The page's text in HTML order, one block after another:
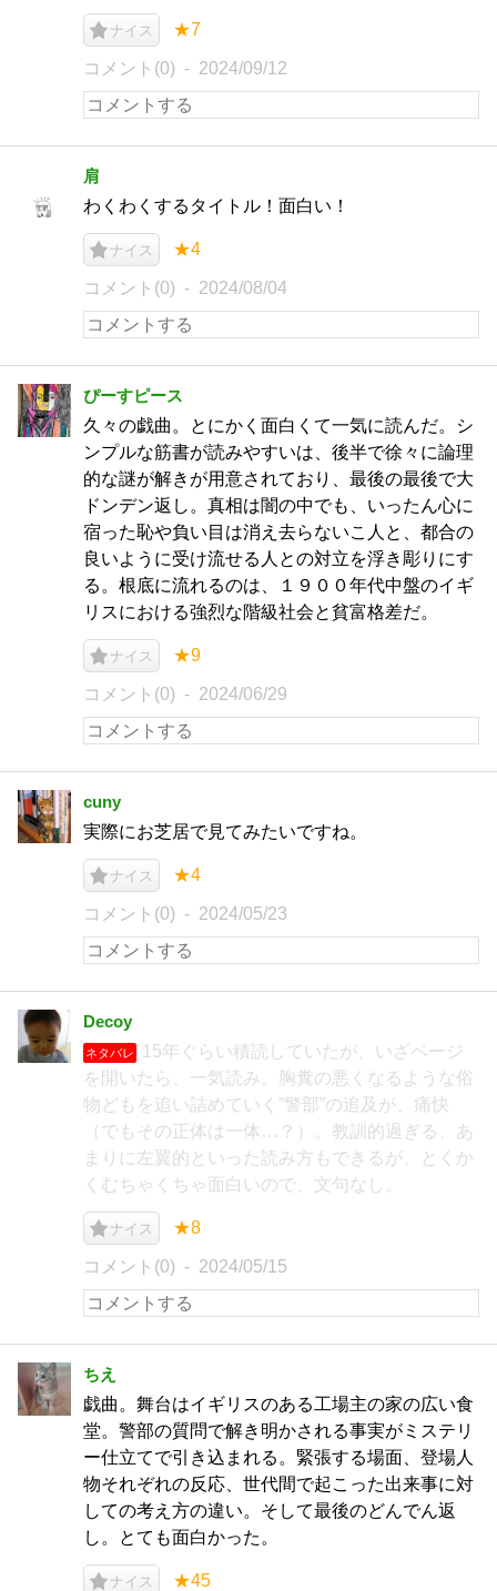
ナイス ★7
コメント(0) 2024/09/12
肩
わくわくするタイトル！面白い！
ナイス ★4
コメント(0) 2024/08/04
ぴーすピース
久々の戯曲。とにかく面白くて一気に読んだ。シ
ンプルな筋書が読みやすいは、後半で徐々に論理
的な謎が解きが用意されており、最後の最後で大
ドンデン返し。真相は闇の中でも、いったん心に
宿った恥や負い目は消え去らないこ人と、都合の
良いように受け流せる人との対立を浮き彫りにす
る。根底に流れるのは、１９００年代中盤のイギ
リスにおける強烈な階級社会と貧富格差だ。
ナイス ★9
コメント(0) 2024/06/29
cuny
実際にお芝居で見てみたいですね。
ナイス ★4
コメント(0) 2024/05/23
Decoy
ネタバレ
15年ぐらい積読していたが、いざページ
を開いたら、一気読み。胸糞の悪くなるような俗
物どもを追い詰めていく”警部”の追及が、痛快
（でもその正体は一体…？）。教訓的過ぎる、あ
まりに左翼的といった読み方もできるが、とくか
くむちゃくちゃ面白いので、文句なし。
ナイス ★8
コメント(0) 2024/05/15
ちえ
戯曲。舞台はイギリスのある工場主の家の広い食
堂。警部の質問で解き明かされる事実がミステリ
ー仕立てで引き込まれる。緊張する場面、登場人
物それぞれの反応、世代間で起こった出来事に対
しての考え方の違い。そして最後のどんでん返
し。とても面白かった。
ナイス ★45